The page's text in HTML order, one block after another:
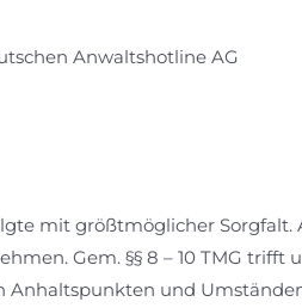
Anwaltshotline AG
mit größtmöglicher
Gem. §§ 8 – 10 TMG
Anhaltspunkten und